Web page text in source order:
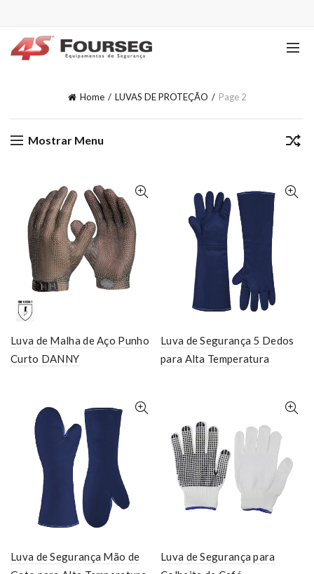
Home LUVAS DE PROTEÇÃO Page 2
Mostrar Menu
Luva de Malha de Aço Punho
Curto DANNY
Luva de Segurança 5 Dedos
para Alta Temperatura
Luva de Segurança Mão de
Luva de Segurança para